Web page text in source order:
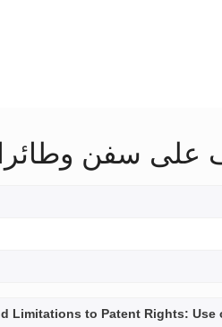
على سفن
Limitations to Patent Rights: